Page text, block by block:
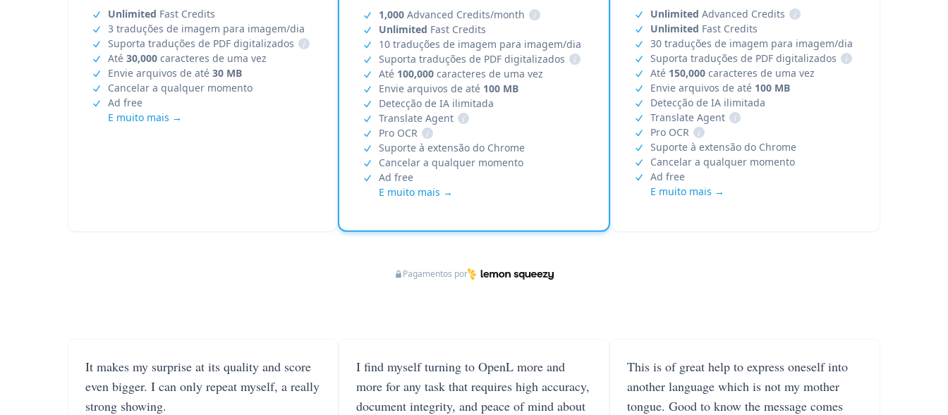
Unlimited Fast Credits
3 traduções de imagem para imagem/dia
Suporta traduções de PDF digitalizados
i
Até 30,000 caracteres de uma vez
Envie arquivos de até 30 MB
Cancelar a qualquer momento
Ad free
E muito mais →
1,000 Advanced Credits/month
i
Unlimited Fast Credits
10 traduções de imagem para imagem/dia
Suporta traduções de PDF digitalizados
i
Até 100,000 caracteres de uma vez
Envie arquivos de até 100 MB
Detecção de IA ilimitada
Translate Agent
i
Pro OCR
i
Suporte à extensão do Chrome
Cancelar a qualquer momento
Ad free
E muito mais →
Unlimited Advanced Credits
i
Unlimited Fast Credits
30 traduções de imagem para imagem/dia
Suporta traduções de PDF digitalizados
i
Até 150,000caracteres de uma vez
Envie arquivos de até 100 MB
Detecção de IA ilimitada
Translate Agent
i
Pro OCR
i
Suporte à extensão do Chrome
Cancelar a qualquer momento
Ad free
E muito mais →
Pagamentos por
It makes my surprise at its quality and score
even bigger. I can only repeat myself, a really
strong showing.
I find myself turning to OpenL more and
more for any task that requires high accuracy,
document integrity, and peace of mind about
This is of great help to express oneself into
another language which is not my mother
tongue. Good to know the message comes